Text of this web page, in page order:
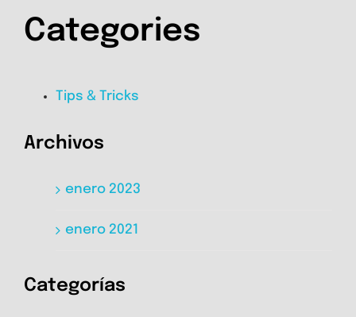
Categories
Tips & Tricks
Archivos
enero 2023
enero 2021
Categorías